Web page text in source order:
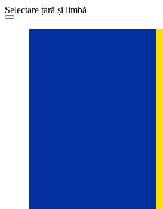
Selectare țară și limbă